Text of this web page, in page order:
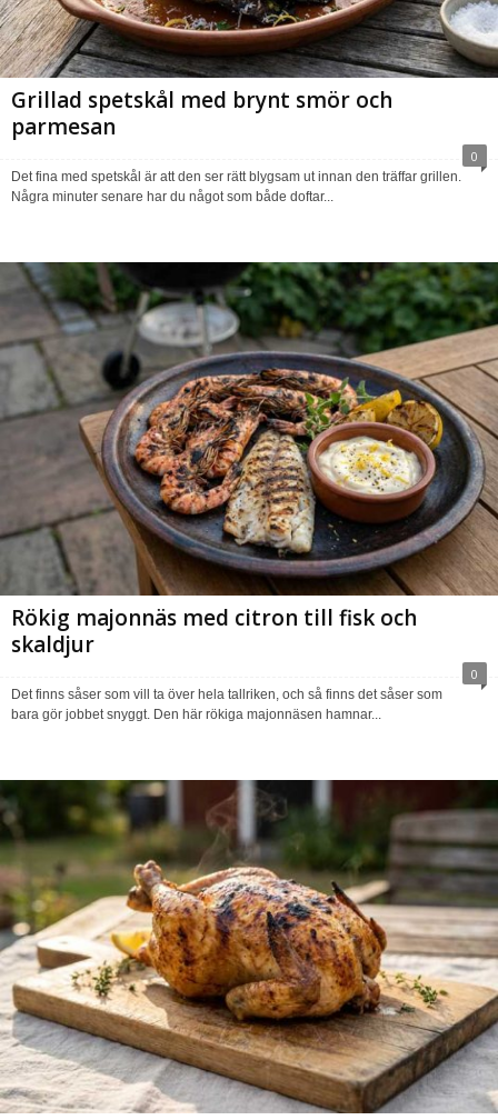
Grillad spetskål med brynt smör och
parmesan
0
Det fina med spetskål är att den ser rätt blygsam ut innan den träffar grillen.
Några minuter senare har du något som både doftar...
Rökig majonnäs med citron till fisk och
skaldjur
0
Det finns såser som vill ta över hela tallriken, och så finns det såser som
bara gör jobbet snyggt. Den här rökiga majonnäsen hamnar...